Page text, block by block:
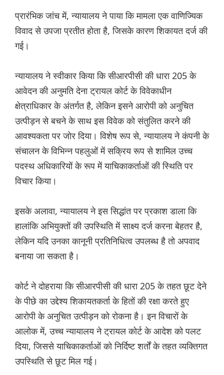
प्रारंभिक जांच में, न्यायालय ने पाया कि मामला एक वाणिज्यिक
विवाद से उपजा प्रतीत होता है, जिसके कारण शिकायत दर्ज की
गई।
न्यायालय ने स्वीकार किया कि सीआरपीसी की धारा 205 के
आवेदन की अनुमति देना ट्रायल कोर्ट के विवेकाधीन
क्षेत्राधिकार के अंतर्गत है, लेकिन इसने आरोपी को अनुचित
उत्पीड़न से बचने के साथ इस विवेक को संतुलित करने की
आवश्यकता पर जोर दिया। विशेष रूप से, न्यायालय ने कंपनी के
संचालन के विभिन्न पहलुओं में सक्रिय रूप से शामिल उच्च
पदस्थ अधिकारियों के रूप में याचिकाकर्ताओं की स्थिति पर
विचार किया।
इसके अलावा, न्यायालय ने इस सिद्धांत पर प्रकाश डाला कि
हालांकि अभियुक्तों की उपस्थिति में साक्ष्य दर्ज करना बेहतर है,
लेकिन यदि उनका कानूनी प्रतिनिधित्व उपलब्ध है तो अपवाद
बनाया जा सकता है।
कोर्ट ने दोहराया कि सीआरपीसी की धारा 205 के तहत छूट देने
के पीछे का उद्देश्य शिकायतकर्ता के हितों की रक्षा करते हुए
आरोपी के अनुचित उत्पीड़न को रोकना है। इन विचारों के
आलोक में, उच्च न्यायालय ने ट्रायल कोर्ट के आदेश को पलट
दिया, जिससे याचिकाकर्ताओं को निर्दिष्ट शर्तों के तहत व्यक्तिगत
उपस्थिति से छूट मिल गई।